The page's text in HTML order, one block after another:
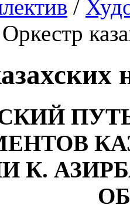
/
Оркестр
К.